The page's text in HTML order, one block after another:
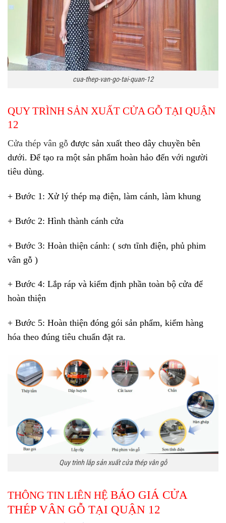
cua-thep-van-go-tai-quan-12
QUY TRÌNH SẢN XUẤT CỬA GỖ TẠI QUẬN
12
Cửa thép vân gỗ được sản xuất theo dây chuyền bên
dưới. Để tạo ra một sản phẩm hoàn hảo đến với người
tiêu dùng.
+ Bước 1: Xử lý thép mạ điện, làm cánh, làm khung
+ Bước 2: Hình thành cánh cửa
+ Bước 3: Hoàn thiện cánh: ( sơn tĩnh điện, phủ phim
vân gỗ )
+ Bước 4: Lắp ráp và kiểm định phần toàn bộ cửa để
hoàn thiện
+ Bước 5: Hoàn thiện đóng gói sản phẩm, kiểm hàng
hóa theo đúng tiêu chuẩn đặt ra.
Quy trình lắp sản xuất cửa thép vân gỗ
THÔNG TIN LIÊN HỆ BÁO GIÁ CỬA
THÉP VÂN GỖ TẠI QUẬN 12